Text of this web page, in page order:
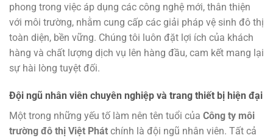
phong trong việc áp dụng các công nghệ mới, thân thiện
với môi trường, nhằm cung cấp các giải pháp vệ sinh đô thị
toàn diện, bền vững. Chúng tôi luôn đặt lợi ích của khách
hàng và chất lượng dịch vụ lên hàng đầu, cam kết mang lại
sự hài lòng tuyệt đối.
Đội ngũ nhân viên chuyên nghiệp và trang thiết bị hiện đại
Một trong những yếu tố làm nên tên tuổi của Công ty môi
trường đô thị Việt Phát chính là đội ngũ nhân viên. Tất cả